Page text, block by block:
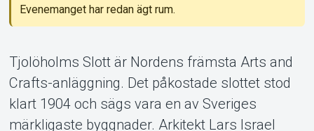
Om Tickster
Evenemanget har redan ägt rum.
Tjolöholms Slott är Nordens främsta Arts and
Crafts-anläggning. Det påkostade slottet stod
klart 1904 och sägs vara en av Sveriges
märkligaste byggnader. Arkitekt Lars Israel